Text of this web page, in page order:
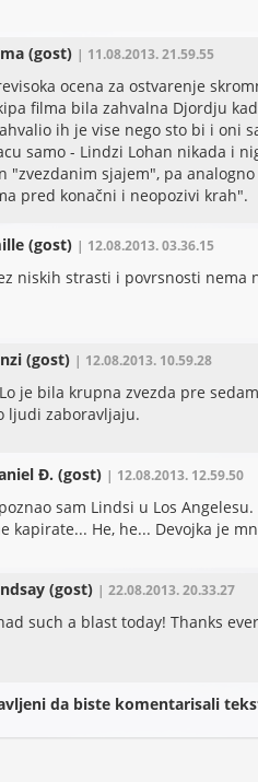
(gost) | 11.08.2013. 21.59.55
ocena za ostvarenje
filma bila zahvalna Djordju
ih je vise nego sto bi i oni
samo - Lindzi Lohan nikada i
"zvezdanim sjajem", pa
pred konačni i neopozivi krah".
(gost) | 12.08.2013. 03.36.15
niskih strasti i povrsnosti nema
(gost) | 12.08.2013. 10.59.28
je bila krupna zvezda pre
ljudi zaboravljaju.
Đ. (gost) | 12.08.2013. 12.59.50
sam Lindsi u Los
kapirate... He, he... Devojka je
(gost) | 22.08.2013. 20.33.27
such a blast today! Thanks
da biste komentarisali